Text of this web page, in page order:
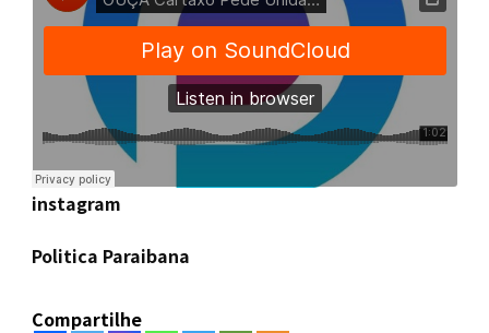
instagram
Politica Paraibana
Compartilhe